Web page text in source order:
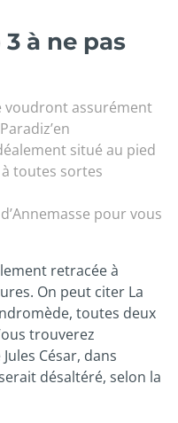
à ne pas
voudront assurément
situé au pied
toutes sortes
pour vous
retracée à
On peut citer La
toutes deux
trouverez
César, dans
désaltéré, selon la